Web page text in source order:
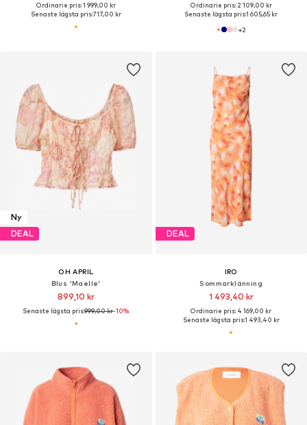
Ordinarie pris: 1 999,00 kr
Senaste lägsta pris:717,00 kr
Ordinarie pris: 2 109,00 kr
Senaste lägsta pris:1 605,65 kr
+2
Ny
DEAL
OH APRIL
Blus 'Maelle'
899,10 kr
Senaste lägsta pris:999,00 kr-10%
DEAL
IRO
Sommarklänning
1 493,40 kr
Ordinarie pris: 4 169,00 kr
Senaste lägsta pris:1 493,40 kr